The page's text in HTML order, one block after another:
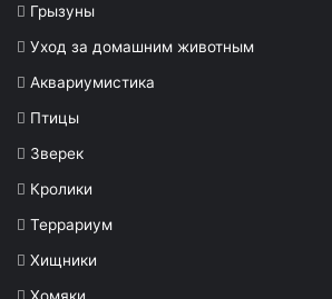
Грызуны
Уход за домашним животным
Аквариумистика
Птицы
Зверек
Кролики
Террариум
Хищники